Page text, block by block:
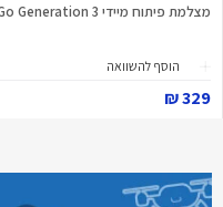
מצלמת פיתוח מיידי Go Generation 3
הוסף להשוואה
329 ₪